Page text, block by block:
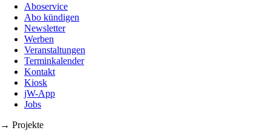
Aboservice
Abo kündigen
Newsletter
Werben
Veranstaltungen
Terminkalender
Kontakt
Kiosk
jW-App
Jobs
→ Projekte